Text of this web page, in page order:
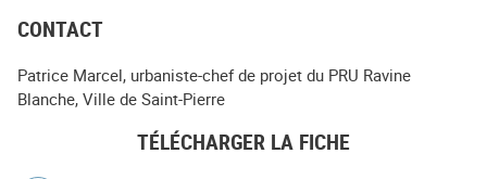
CONTACT
Patrice Marcel, urbaniste-chef de projet du PRU Ravine
Blanche, Ville de Saint-Pierre
TÉLÉCHARGER LA FICHE